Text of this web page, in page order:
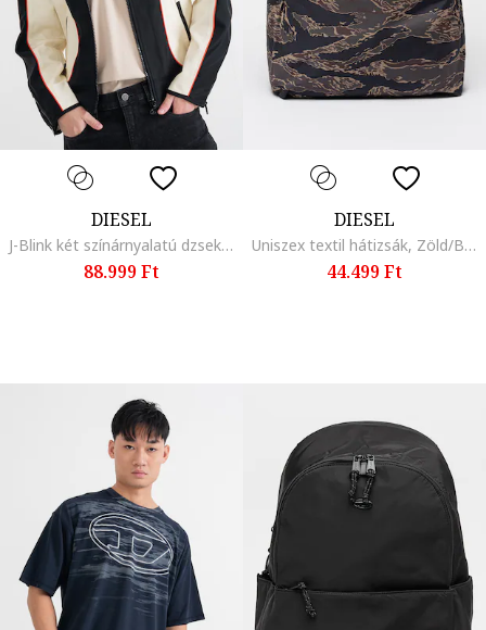
DIESEL
J-Blink két színárnyalatú dzseki, Fekete/Krémszín
88.999 Ft
DIESEL
Uniszex textil hátizsák, Zöld/Barna/Tengerészkék
44.499 Ft